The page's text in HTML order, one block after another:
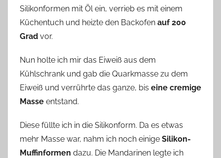
Silikonformen mit Öl ein, verrieb es mit einem
Küchentuch und heizte den Backofen auf 200
Grad vor.
Nun holte ich mir das Eiweiß aus dem
Kühlschrank und gab die Quarkmasse zu dem
Eiweiß und verrührte das ganze, bis eine cremige
Masse entstand.
Diese füllte ich in die Silikonform. Da es etwas
mehr Masse war, nahm ich noch einige Silikon-
Muffinformen dazu. Die Mandarinen legte ich